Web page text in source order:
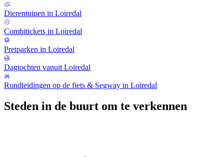
Dierentuinen in Loiredal
Combitickets in Loiredal
Pretparken in Loiredal
Dagtochten vanuit Loiredal
Rondleidingen op de fiets & Segway in Loiredal
Steden in de buurt om te verkennen